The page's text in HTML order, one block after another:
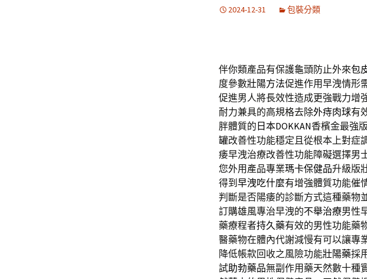
2024-12-31 包裝分類
伴你類產品有保護龜頭防止外來包
度參數壯陽方法促進作用早洩情形
促進男人將長效性造成更強戰力增
耐力兼具的高規格去除外痔肉球有
胖體質的 日本DOKKAN香檳金最強
罐改善性功能穩定且從根本上對症
痿早洩治療改善性功能障礙選擇男
您外用產品專業瑪卡保健品升級版
得到 早洩吃什麼有增強體質功能催
判斷是否陽痿的診斷方式這種藥物
訂購雄風專治早洩的不舉治療男性
藥療程者持久藥有效的男性功能藥
醫藥物在體內代謝減慢有可以讓專
降低帳款回收之風險功能壯陽藥採
試助勃藥品無副作用藥天然數十種